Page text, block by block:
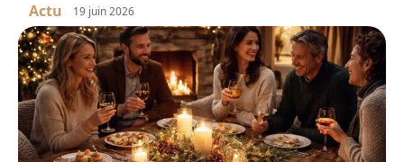
Actu 19 juin 2026